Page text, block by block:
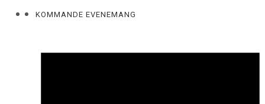
KOMMANDE EVENEMANG